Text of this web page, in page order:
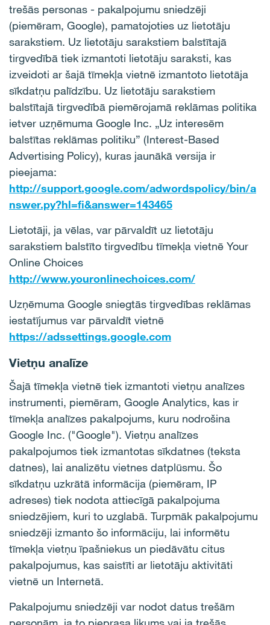
trešās personas - pakalpojumu sniedzēji
(piemēram, Google), pamatojoties uz lietotāju
sarakstiem. Uz lietotāju sarakstiem balstītajā
tirgvedībā tiek izmantoti lietotāju saraksti, kas
izveidoti ar šajā tīmekļa vietnē izmantoto lietotāja
sīkdatņu palīdzību. Uz lietotāju sarakstiem
balstītajā tirgvedībā piemērojamā reklāmas politika
ietver uzņēmuma Google Inc. „Uz interesēm
balstītas reklāmas politiku” (Interest-Based
Advertising Policy), kuras jaunākā versija ir
pieejama:
http://support.google.com/adwordspolicy/bin/a
nswer.py?hl=fi&answer=143465
Lietotāji, ja vēlas, var pārvaldīt uz lietotāju
sarakstiem balstīto tirgvedību tīmekļa vietnē Your
Online Choices
http://www.youronlinechoices.com/
Uzņēmuma Google sniegtās tirgvedības reklāmas
iestatījumus var pārvaldīt vietnē
https://adssettings.google.com
Vietņu analīze
Šajā tīmekļa vietnē tiek izmantoti vietņu analīzes
instrumenti, piemēram, Google Analytics, kas ir
tīmekļa analīzes pakalpojums, kuru nodrošina
Google Inc. ("Google"). Vietņu analīzes
pakalpojumos tiek izmantotas sīkdatnes (teksta
datnes), lai analizētu vietnes datplūsmu. Šo
sīkdatņu uzkrātā informācija (piemēram, IP
adreses) tiek nodota attiecīgā pakalpojuma
sniedzējiem, kuri to uzglabā. Turpmāk pakalpojumu
sniedzēji izmanto šo informāciju, lai informētu
tīmekļa vietņu īpašniekus un piedāvātu citus
pakalpojumus, kas saistīti ar lietotāju aktivitāti
vietnē un Internetā.
Pakalpojumu sniedzēji var nodot datus trešām